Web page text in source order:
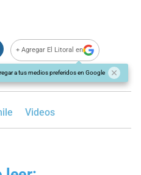
+ Agregar El Litoral en
a tus medios preferidos en Google
Videos